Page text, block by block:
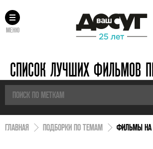
МЕНЮ
СПИСОК ЛУЧШИХ ФИЛЬМОВ
ГЛАВНАЯ ПОДБОРКИ ПО ТЕМАМ ФИЛЬМЫ НА